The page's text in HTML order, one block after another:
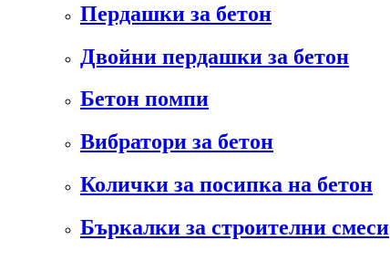
Пердашки за бетон
Двойни пердашки за бетон
Бетон помпи
Вибратори за бетон
Колички за посипка на бетон
Бъркалки за строителни смеси